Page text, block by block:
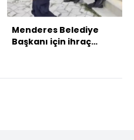
Menderes Belediye
Başkanı için ihraç